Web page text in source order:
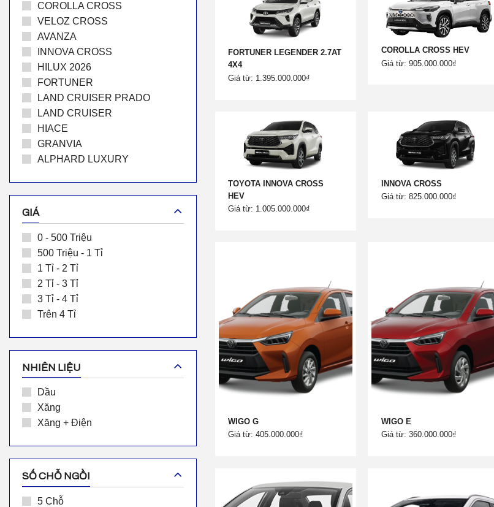
COROLLA CROSS
VELOZ CROSS
AVANZA
INNOVA CROSS
HILUX 2026
FORTUNER
LAND CRUISER PRADO
LAND CRUISER
HIACE
GRANVIA
ALPHARD LUXURY
GIÁ
0 - 500 Triệu
500 Triệu - 1 Tỉ
1 Tỉ - 2 Tỉ
2 Tỉ - 3 Tỉ
3 Tỉ - 4 Tỉ
Trên 4 Tỉ
NHIÊN LIỆU
Dầu
Xăng
Xăng + Điện
SỐ CHỖ NGỒI
5 Chỗ
FORTUNER LEGENDER 2.7AT
4X4
Giá từ: 1.395.000.000₫
COROLLA CROSS HEV
Giá từ: 905.000.000₫
TOYOTA INNOVA CROSS
HEV
Giá từ: 1.005.000.000₫
INNOVA CROSS
Giá từ: 825.000.000₫
WIGO G
Giá từ: 405.000.000₫
WIGO E
Giá từ: 360.000.000₫